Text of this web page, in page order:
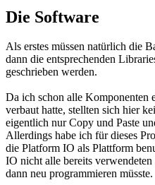
Die Software
Als erstes müssen natürlich die
dann die entsprechenden
geschrieben werden.
Da ich schon alle Komponenten
verbaut hatte, stellten sich hier
eigentlich nur Copy und Paste
Allerdings habe ich für dieses
die Platform IO als Plattform
IO nicht alle bereits
dann neu programmieren müsste.